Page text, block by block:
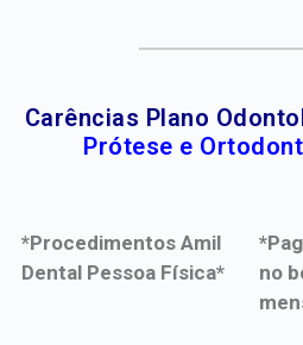
Carências Plano
Prótese e
*Procedimentos Amil
Dental Pessoa Física*
no